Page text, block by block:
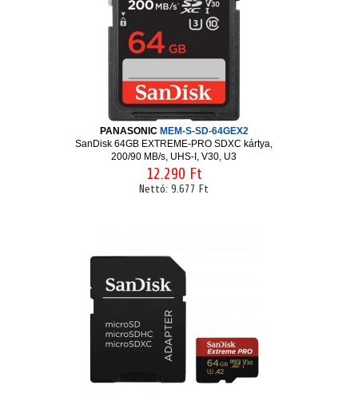
PANASONIC MEM-S-SD-64GEX2
SanDisk 64GB EXTREME-PRO SDXC kártya,
200/90 MB/s, UHS-I, V30, U3
12.290 Ft
Nettó: 9.677 Ft